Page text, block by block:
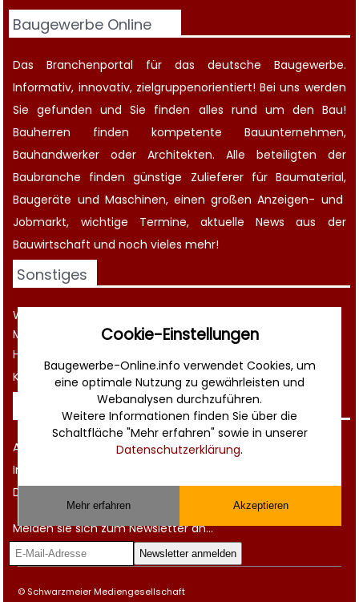
Baugewerbe Online
Das Branchenportal für das deutsche Baugewerbe.
Informativ, innovativ, zielgruppenorientiert! Bei uns werden
Sie gefunden und Sie finden alles rund um den Bau!
Bauherren finden kompetente Bauunternehmen,
Bauhandwerker oder Architekten. Alle beteiligten der
Baubranche finden günstige Zulieferer für Baumaterial,
Baugeräte und Maschinen, einen großenAnzeigen- und
Jobmarkt, wichtige Termine, aktuelleNews aus der
Bauwirtschaft und noch vieles mehr!
Sonstiges
Werbung
Musterverträge und Vorlagen
Hilfe
Kontakt
Rechtliches
AGB
Impressum
Datenschutz
Melden sie sich zum Newsletter an...
© Schwarzmeier Mediengesellschaft
Cookie-Einstellungen
Baugewerbe-Online.info verwendet Cookies, um
eine optimale Nutzung zu gewährleisten und
Webanalysen durchzuführen.
Weitere Informationen finden Sie über die
Schaltfläche "Mehr erfahren" sowie in unserer
Datenschutzerklärung.
Mehr erfahren Akzeptieren